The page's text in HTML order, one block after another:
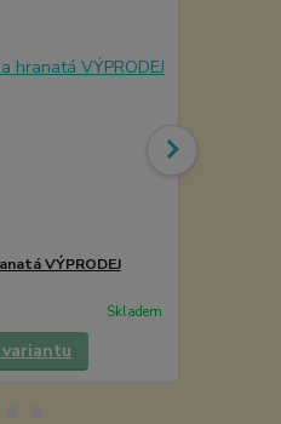
VÝPRODEJ
Skladem